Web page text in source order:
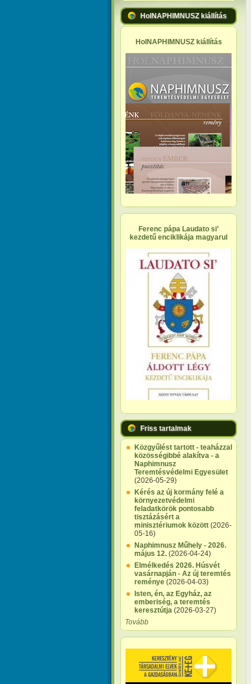
HolNAPHIMNUSZ kiállítás
HolNAPHIMNUSZ kiállítás
Ferenc pápa Laudato si’
kezdetű enciklikája magyarul
Friss tartalmak
Közgyűlést tartott - teaházzal
közösségibbé alakítva - a
Naphimnusz
Teremtésvédelmi Egyesület
(2026-05-29)
Kérés az új kormány felé a
környezetvédelmi
feladatkörök pontosabb
tisztázásért a
minisztériumok között (2026-
05-16)
Naphimnusz Műhely - 2026.
május 12. (2026-04-24)
Elmélkedés 2026. Húsvét
vasárnapján - Az új teremtés
reménye (2026-04-03)
Isten, én, az Egyház, az
emberiség, a teremtés
keresztútja (2026-03-27)
Tovább